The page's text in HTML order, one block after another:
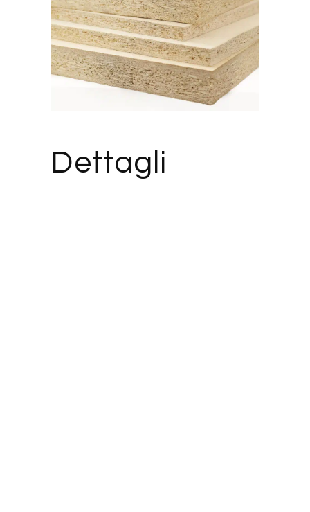
Dettagli